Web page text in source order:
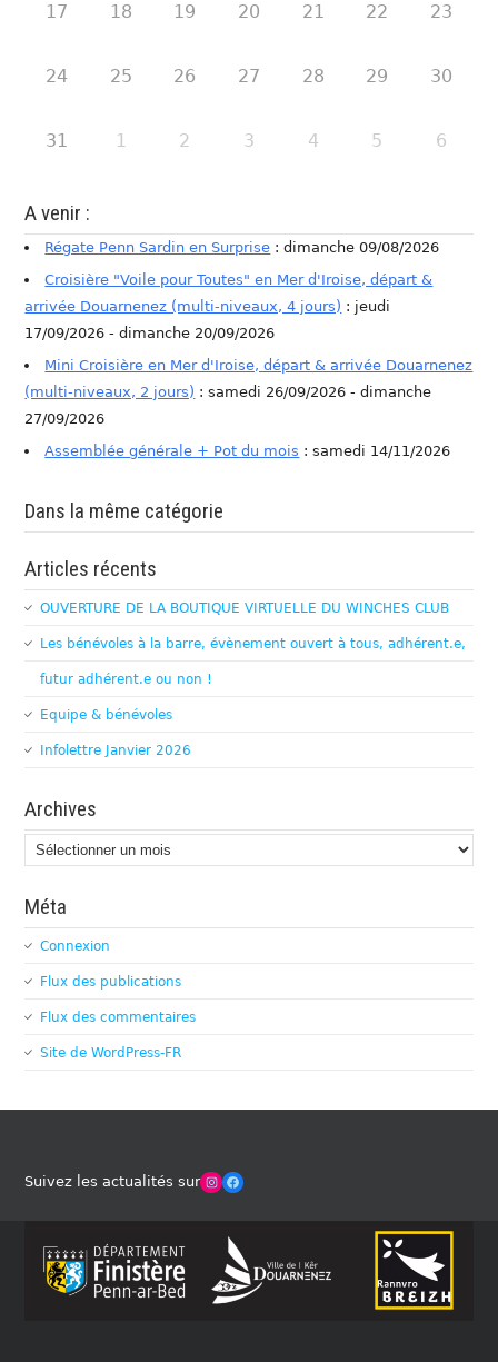
17 18 19 20 21 22 23
24 25 26 27 28 29 30
31 1 2 3 4 5 6
A venir :
Régate Penn Sardin en Surprise : dimanche 09/08/2026
Croisière "Voile pour Toutes" en Mer d'Iroise, départ &
arrivée Douarnenez (multi-niveaux, 4 jours) : jeudi
17/09/2026 - dimanche 20/09/2026
Mini Croisière en Mer d'Iroise, départ & arrivée Douarnenez
(multi-niveaux, 2 jours) : samedi 26/09/2026 - dimanche
27/09/2026
Assemblée générale + Pot du mois : samedi 14/11/2026
Dans la même catégorie
Articles récents
OUVERTURE DE LA BOUTIQUE VIRTUELLE DU WINCHES CLUB
Les bénévoles à la barre, évènement ouvert à tous, adhérent.e,
futur adhérent.e ou non !
Equipe & bénévoles
Infolettre Janvier 2026
Archives
Archives
Méta
Connexion
Flux des publications
Flux des commentaires
Site de WordPress-FR
Suivez les actualités surWinches Club OfficielFacebook